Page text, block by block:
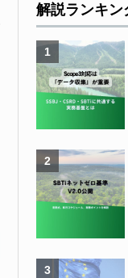
解説ランキン
1
2
3